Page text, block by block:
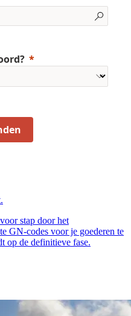
stap door het
GN-codes voor je goederen te
op de definitieve fase.